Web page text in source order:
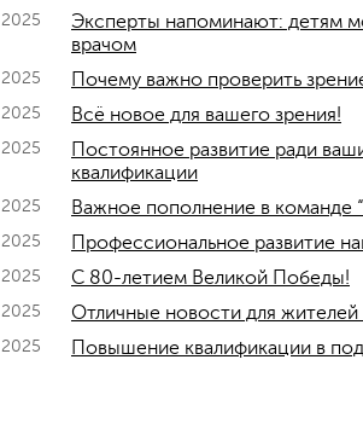
2025
Эксперты напоминают: детям
врачом
2025 Почему важно проверить
Всё новое для вашего зрения!
Постоянное развитие ради
квалификации
Важное пополнение в команде
Профессиональное развитие
C 80-летием Великой Победы!
Отличные новости для
Повышение квалификации в